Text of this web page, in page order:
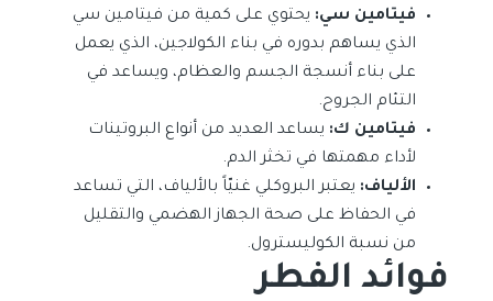
فيتامين سي: يحتوي على كمية من فيتامين سي
الذي يساهم بدوره في بناء الكولاجين، الذي يعمل
على بناء أنسجة الجسم والعظام، ويساعد في
التئام الجروح.
فيتامين ك: يساعد العديد من أنواع البروتينات
لأداء مهمتها في تخثر الدم.
الألياف: يعتبر البروكلي غنيّاً بالألياف، التي تساعد
في الحفاظ على صحة الجهاز الهضمي والتقليل
من نسبة الكوليسترول.
فوائد الفطر